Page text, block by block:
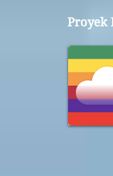
Proyek